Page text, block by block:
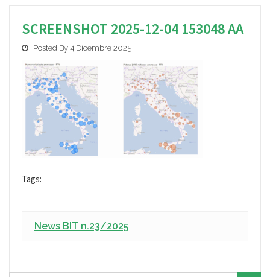
SCREENSHOT 2025-12-04 153048 AA
Posted By 4 Dicembre 2025
Tags:
News BIT n.23/2025